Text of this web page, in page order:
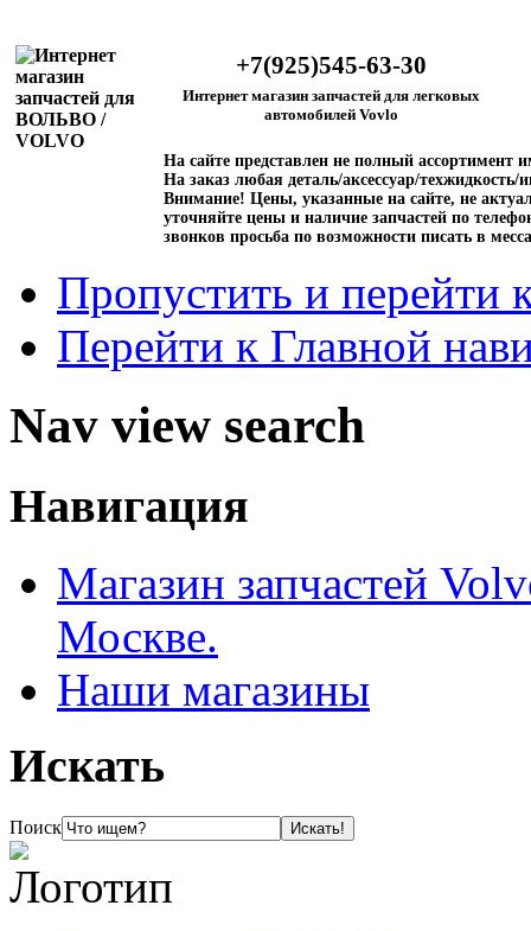
+7(925)545-63-30
Интернет магазин запчастей для легковых
автомобилей Vovlo
На сайте представлен не полный ассортимент
На заказ любая деталь/аксессуар/техжидкость/
Внимание! Цены, указанные на сайте, не
уточняйте цены и наличие запчастей по
звонков просьба по возможности писать в
Пропустить и перейти
Перейти к Главной
Nav view search
Навигация
Магазин запчастей
Москве.
Наши магазины
Искать
Поиск